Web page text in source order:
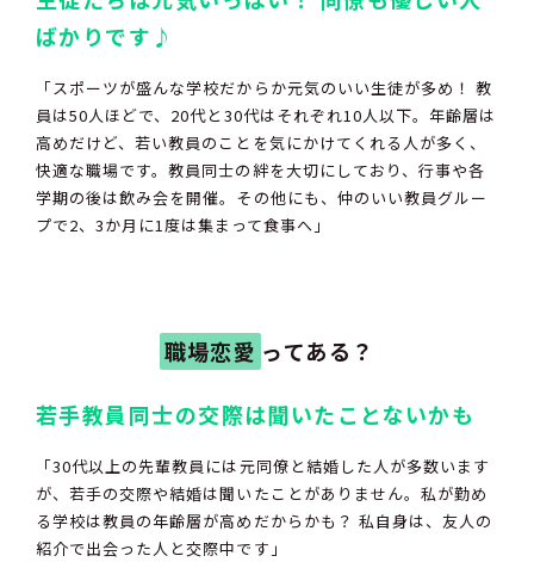
ばかりです♪
「スポーツが盛んな学校だからか元気のいい生徒が多め！ 教
員は50人ほどで、20代と30代はそれぞれ10人以下。年齢層は
高めだけど、若い教員のことを気にかけてくれる人が多く、
快適な職場です。教員同士の絆を大切にしており、行事や各
学期の後は飲み会を開催。その他にも、仲のいい教員グルー
プで2、3か月に1度は集まって食事へ」
職場恋愛 ってある？
若手教員同士の交際は聞いたことないかも
「30代以上の先輩教員には元同僚と結婚した人が多数います
が、若手の交際や結婚は聞いたことがありません。私が勤め
る学校は教員の年齢層が高めだからかも？ 私自身は、友人の
紹介で出会った人と交際中です」